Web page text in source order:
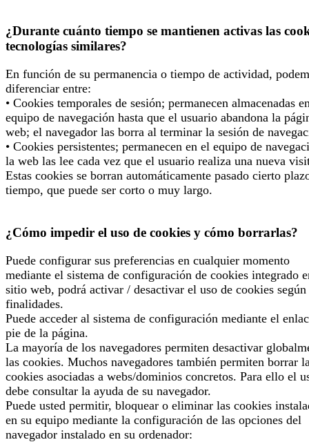
¿Durante cuánto tiempo se mantienen activas las
tecnologías similares?
En función de su permanencia o tiempo de actividad,
diferenciar entre:
• Cookies temporales de sesión; permanecen almacenadas
equipo de navegación hasta que el usuario abandona la
web; el navegador las borra al terminar la sesión de
• Cookies persistentes; permanecen en el equipo de
la web las lee cada vez que el usuario realiza una nueva
Estas cookies se borran automáticamente pasado cierto
tiempo, que puede ser corto o muy largo.
¿Cómo impedir el uso de cookies y cómo borrarlas?
Puede configurar sus preferencias en cualquier momento
mediante el sistema de configuración de cookies integrado
sitio web, podrá activar / desactivar el uso de cookies según
finalidades.
Puede acceder al sistema de configuración mediante el
pie de la página.
La mayoría de los navegadores permiten desactivar
las cookies. Muchos navegadores también permiten borrar
cookies asociadas a webs/dominios concretos. Para ello el
debe consultar la ayuda de su navegador.
Puede usted permitir, bloquear o eliminar las cookies
en su equipo mediante la configuración de las opciones del
navegador instalado en su ordenador: